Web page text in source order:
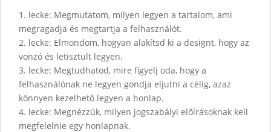
1. lecke: Megmutatom, milyen legyen a tartalom, ami
megragadja és megtartja a felhasználót.
2. lecke: Elmondom, hogyan alakítsd ki a designt, hogy az
vonzó és letisztult legyen.
3. lecke: Megtudhatod, mire figyelj oda, hogy a
felhasználónak ne legyen gondja eljutni a célig, azaz
könnyen kezelhető legyen a honlap.
4. lecke: Megnézzük, milyen jogszabályi előírásoknak kell
megfelelnie egy honlapnak.